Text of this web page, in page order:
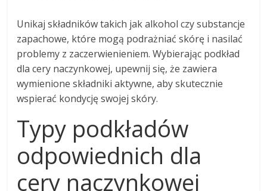
Unikaj składników takich jak alkohol czy substancje
zapachowe, które mogą podrażniać skórę i nasilać
problemy z zaczerwienieniem. Wybierając podkład
dla cery naczynkowej, upewnij się, że zawiera
wymienione składniki aktywne, aby skutecznie
wspierać kondycję swojej skóry.
Typy podkładów
odpowiednich dla
cery naczynkowej